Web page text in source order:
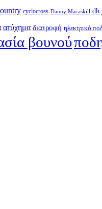
cyclocross Danny Macaskill dh
ατύχημα διατροφή ηλεκτρικό
βουνού